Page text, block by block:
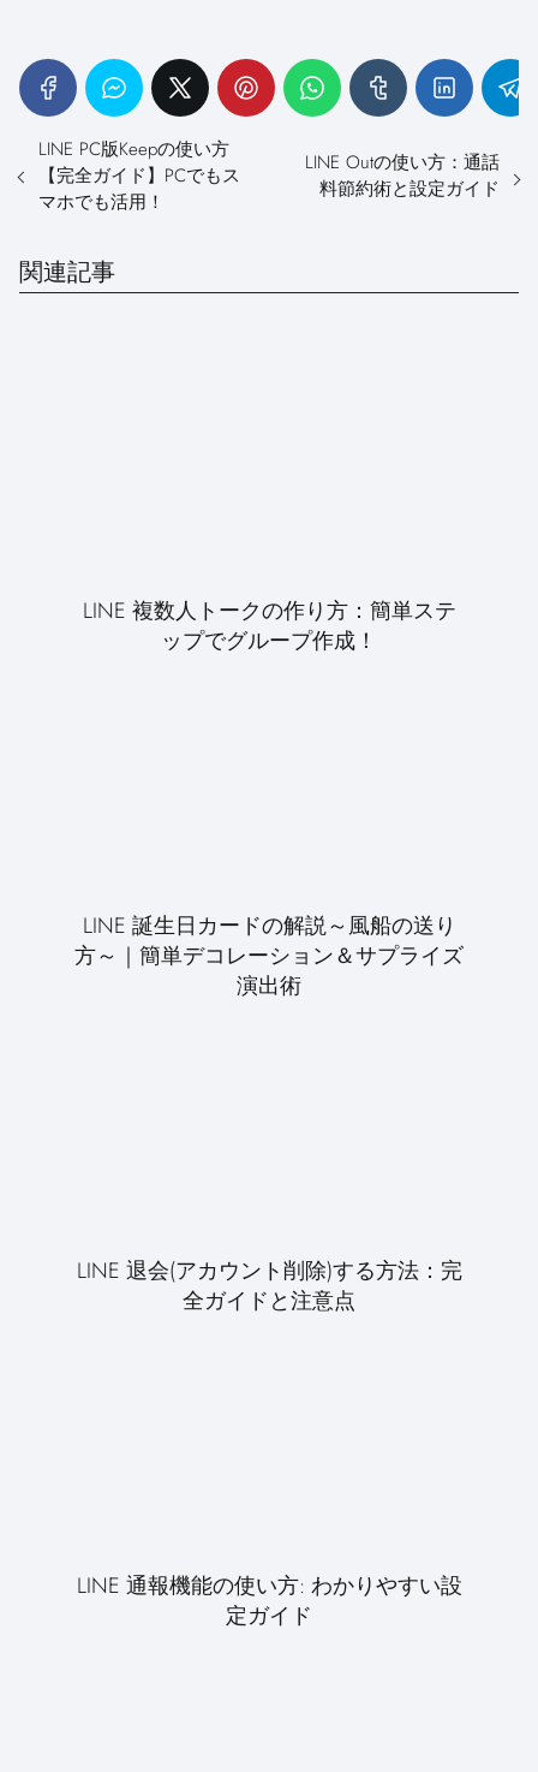
LINE PC版Keepの使い方
【完全ガイド】PCでもス
マホでも活用！
LINE Outの使い方：通話
料節約術と設定ガイド
関連記事
LINE 複数人トークの作り方：簡単ステ
ップでグループ作成！
LINE 誕生日カードの解説～風船の送り
方～｜簡単デコレーション＆サプライズ
演出術
LINE 退会(アカウント削除)する方法：完
全ガイドと注意点
LINE 通報機能の使い方: わかりやすい設
定ガイド